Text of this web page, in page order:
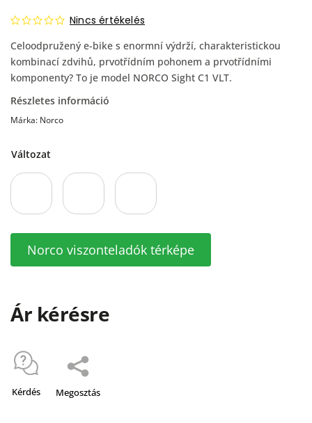
Nincs értékelés
Celoodpružený e-bike s enormní výdrží, charakteristickou
kombinací zdvihů, prvotřídním pohonem a prvotřídními
komponenty? To je model NORCO Sight C1 VLT.
Részletes információ
Márka: Norco
Változat
Norco viszonteladók térképe
Ár kérésre
Kérdés Megosztás